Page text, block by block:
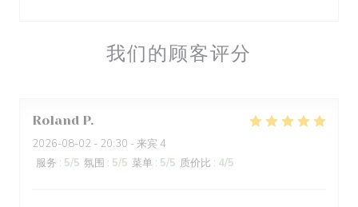
我们的顾客评分
Roland P
2026-08-02 - 20:30 - 来宾 4
服务 : 5/5 氛围 : 5/5 菜单 : 5/5 质价比 : 4/5